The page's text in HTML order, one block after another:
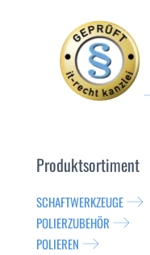
Produktsortiment
SCHAFTWERKZEUGE
POLIERZUBEHÖR
POLIEREN